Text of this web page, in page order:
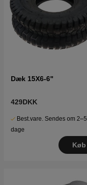
Dæk 15X6-6"
429DKK
Best.vare. Sendes om 2–5
dage
Køb